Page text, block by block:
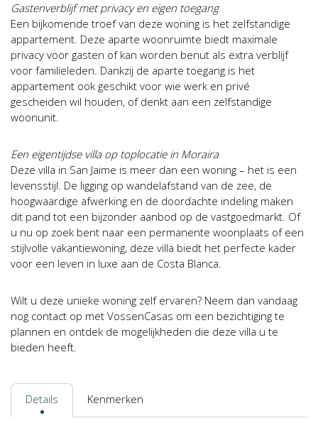
Gastenverblijf met privacy en eigen toegang
Een bijkomende troef van deze woning is het zelfstandige
appartement. Deze aparte woonruimte biedt maximale
privacy voor gasten of kan worden benut als extra verblijf
voor familieleden. Dankzij de aparte toegang is het
appartement ook geschikt voor wie werk en privé
gescheiden wil houden, of denkt aan een zelfstandige
woonunit.
Een eigentijdse villa op toplocatie in Moraira
Deze villa in San Jaime is meer dan een woning – het is een
levensstijl. De ligging op wandelafstand van de zee, de
hoogwaardige afwerking en de doordachte indeling maken
dit pand tot een bijzonder aanbod op de vastgoedmarkt. Of
u nu op zoek bent naar een permanente woonplaats of een
stijlvolle vakantiewoning, deze villa biedt het perfecte kader
voor een leven in luxe aan de Costa Blanca.
Wilt u deze unieke woning zelf ervaren? Neem dan vandaag
nog contact op met VossenCasas om een bezichtiging te
plannen en ontdek de mogelijkheden die deze villa u te
bieden heeft.
Details Kenmerken